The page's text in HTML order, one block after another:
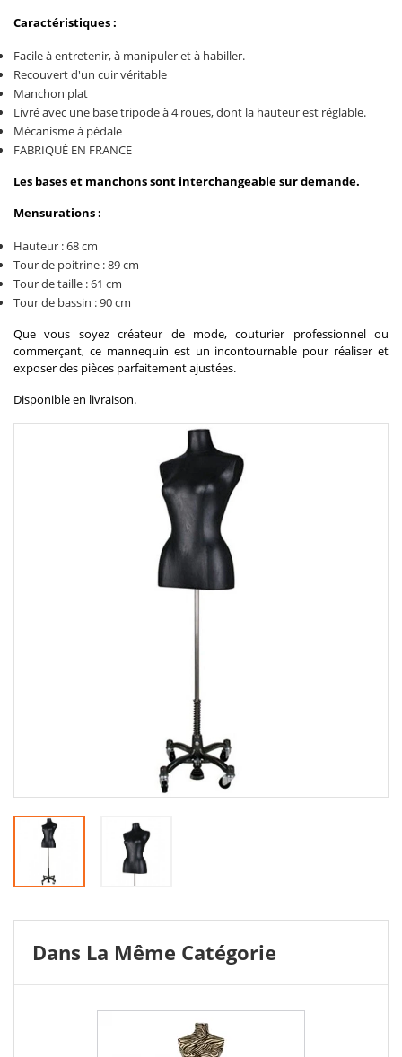
Caractéristiques :
Facile à entretenir, à manipuler et à habiller.
Recouvert d'un cuir véritable
Manchon plat
Livré avec une base tripode à 4 roues, dont la hauteur est réglable.
Mécanisme à pédale
FABRIQUÉ EN FRANCE
Les bases et manchons sont interchangeable sur demande.
Mensurations :
Hauteur : 68 cm
Tour de poitrine : 89 cm
Tour de taille : 61 cm
Tour de bassin : 90 cm
Que vous soyez créateur de mode, couturier professionnel ou
commerçant, ce mannequin est un incontournable pour réaliser et
exposer des pièces parfaitement ajustées.
Disponible en livraison.
Dans La Même Catégorie